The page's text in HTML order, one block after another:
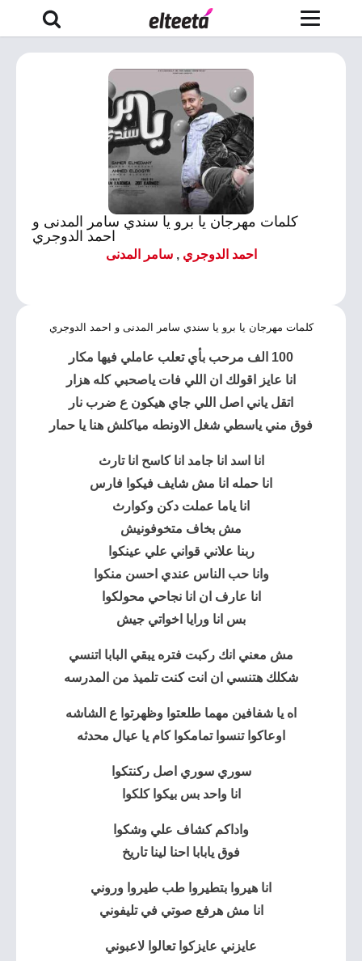
كلمات مهرجان يا برو يا سندي سامر المدنى و
احمد الدوجري
احمد الدوجري ,سامر المدنى
كلمات مهرجان يا برو يا سندي سامر المدنى و احمد الدوجري
100 الف مرحب بأي تعلب عاملي فيها مكار
انا عايز اقولك ان اللي فات ياصحبي كله هزار
اتقل ياني اصل اللي جاي هيكون ع ضرب نار
فوق مني ياسطي شغل الاونطه مياكلش هنا يا حمار
انا اسد انا جامد انا كاسح انا تارث
انا حمله انا مش شايف فيكوا فارس
انا ياما عملت دكن وكوارث
مش بخاف متخوفونيش
ربنا علاني قواني علي عينكوا
وانا حب الناس عندي احسن منكوا
انا عارف ان انا نجاحي محولكوا
بس انا ورايا اخواتي جيش
مش معني انك ركبت فتره يبقي البابا اتنسي
شكلك هتنسي ان انت كنت تلميذ من المدرسه
اه يا شفافين مهما طلعتوا وظهرتوا ع الشاشه
اوعاكوا تنسوا تمامكوا كام يا عيال محدثه
سوري سوري اصل ركنتكوا
انا واحد بس بيكوا كلكوا
واداكم كشاف علي وشكوا
فوق يابابا احنا لينا تاريخ
انا هيروا بتطيروا طب طيروا وروني
انا مش هرفع صوتي في تليفوني
عايزني عايزكوا تعالوا لاعبوني